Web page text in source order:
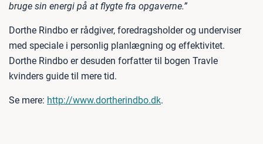
bruge sin energi på at flygte fra opgaverne.”
Dorthe Rindbo er rådgiver, foredragsholder og underviser
med speciale i personlig planlægning og effektivitet.
Dorthe Rindbo er desuden forfatter til bogen Travle
kvinders guide til mere tid.
Se mere: http://www.dortherindbo.dk.